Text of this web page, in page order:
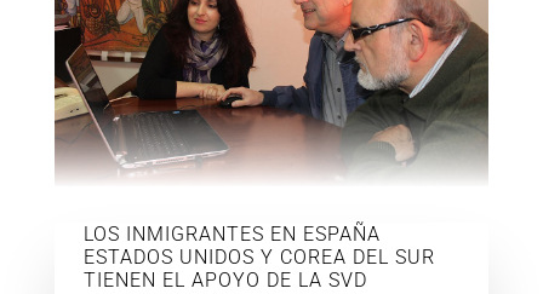
LOS INMIGRANTES EN ESPAÑA
ESTADOS UNIDOS Y COREA DEL SUR
TIENEN EL APOYO DE LA SVD